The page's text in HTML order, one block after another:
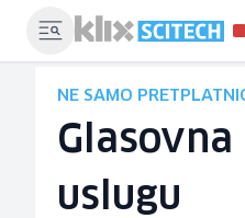
NE SAMO
uslugu